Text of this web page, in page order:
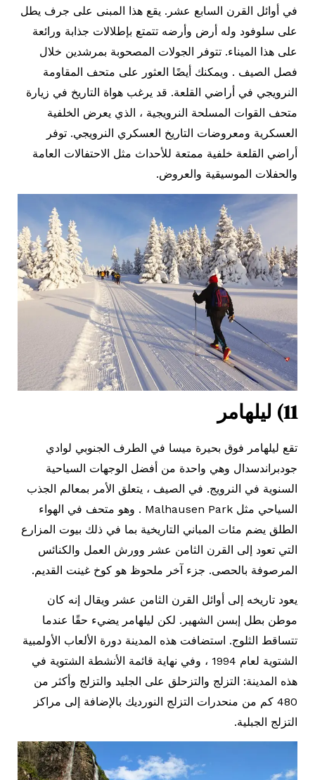
في أوائل القرن السابع عشر. يقع هذا المبنى على جرف يطل
على سلوفود وله أرض وأرضه تتمتع بإطلالات جذابة ورائعة
على هذا الميناء. تتوفر الجولات المصحوبة بمرشدين خلال
فصل الصيف . ويمكنك أيضًا العثور على متحف المقاومة
النرويجي في أراضي القلعة. قد يرغب هواة التاريخ في زيارة
متحف القوات المسلحة النرويجية ، الذي يعرض الخلفية
العسكرية ومعروضات التاريخ العسكري النرويجي. توفر
أراضي القلعة خلفية ممتعة للأحداث مثل الاحتفالات العامة
والحفلات الموسيقية والعروض.
11) ليلهامر
تقع ليلهامر فوق بحيرة ميسا في الطرف الجنوبي لوادي
جودبراندسدال وهي واحدة من أفضل الوجهات السياحية
السنوية في النرويج. في الصيف ، يتعلق الأمر بمعالم الجذب
السياحي مثل Malhausen Park . وهو متحف في الهواء
الطلق يضم مئات المباني التاريخية بما في ذلك بيوت المزارع
التي تعود إلى القرن الثامن عشر وورش العمل والكنائس
المرصوفة بالحصى. جزء آخر ملحوظ هو كوخ غينت القديم.
يعود تاريخه إلى أوائل القرن الثامن عشر ويقال إنه كان
موطن بطل إبسن الشهير. لكن ليلهامر يضيء حقًا عندما
تتساقط الثلوج. استضافت هذه المدينة دورة الألعاب الأولمبية
الشتوية لعام 1994 ، وفي نهاية قائمة الأنشطة الشتوية في
هذه المدينة: التزلج والتزحلق على الجليد والتزلج وأكثر من
480 كم من منحدرات التزلج النورديك بالإضافة إلى مراكز
التزلج الجبلية.